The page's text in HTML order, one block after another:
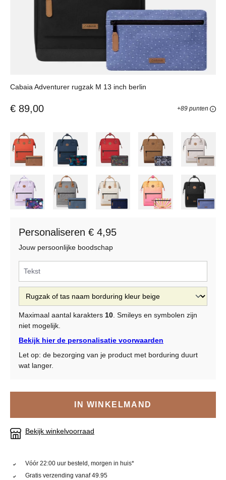
Cabaia Adventurer rugzak M 13 inch berlin
€ 89,00 +89 punten
Personaliseren € 4,95
Jouw persoonlijke boodschap
Maximaal aantal karakters 10 . Smileys en symbolen zijn
niet mogelijk.
Bekijk hier de personalisatie voorwaarden
Let op: de bezorging van je product met borduring duurt
wat langer.
IN WINKELMAND
Bekijk winkelvoorraad
Vóór 22:00 uur besteld, morgen in huis*
Gratis verzending vanaf 49.95